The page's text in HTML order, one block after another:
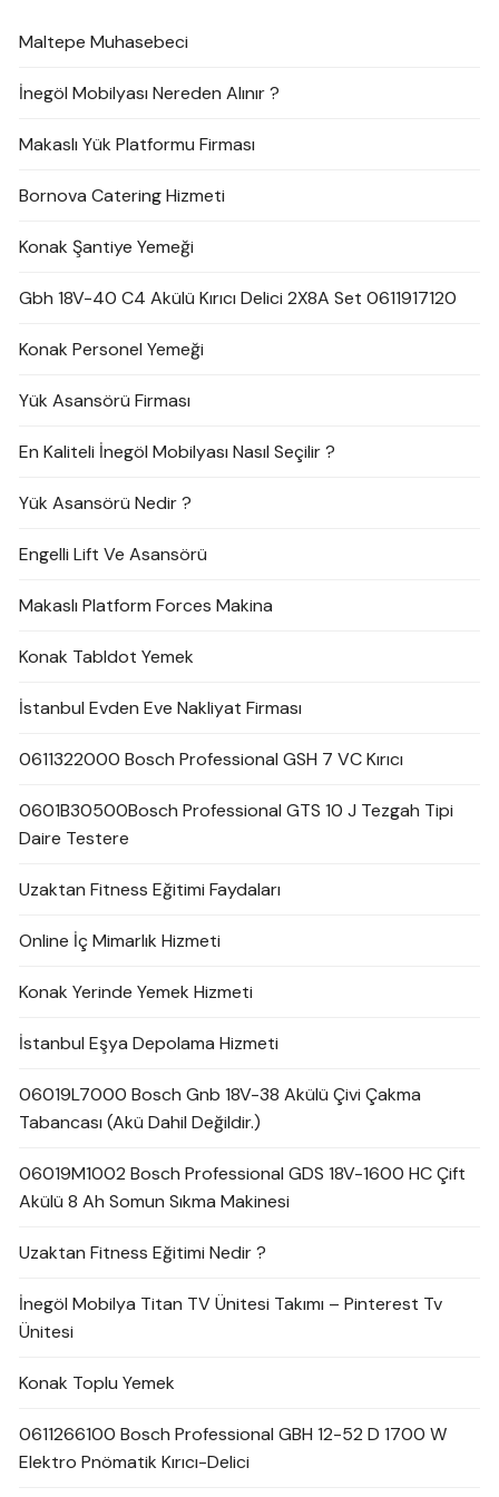
Maltepe Muhasebeci
İnegöl Mobilyası Nereden Alınır ?
Makaslı Yük Platformu Firması
Bornova Catering Hizmeti
Konak Şantiye Yemeği
Gbh 18V-40 C4 Akülü Kırıcı Delici 2X8A Set 0611917120
Konak Personel Yemeği
Yük Asansörü Firması
En Kaliteli İnegöl Mobilyası Nasıl Seçilir ?
Yük Asansörü Nedir ?
Engelli Lift Ve Asansörü
Makaslı Platform Forces Makina
Konak Tabldot Yemek
İstanbul Evden Eve Nakliyat Firması
0611322000 Bosch Professional GSH 7 VC Kırıcı
0601B30500Bosch Professional GTS 10 J Tezgah Tipi
Daire Testere
Uzaktan Fitness Eğitimi Faydaları
Online İç Mimarlık Hizmeti
Konak Yerinde Yemek Hizmeti
İstanbul Eşya Depolama Hizmeti
06019L7000 Bosch Gnb 18V-38 Akülü Çivi Çakma
Tabancası (Akü Dahil Değildir.)
06019M1002 Bosch Professional GDS 18V-1600 HC Çift
Akülü 8 Ah Somun Sıkma Makinesi
Uzaktan Fitness Eğitimi Nedir ?
İnegöl Mobilya Titan TV Ünitesi Takımı – Pinterest Tv
Ünitesi
Konak Toplu Yemek
0611266100 Bosch Professional GBH 12-52 D 1700 W
Elektro Pnömatik Kırıcı-Delici